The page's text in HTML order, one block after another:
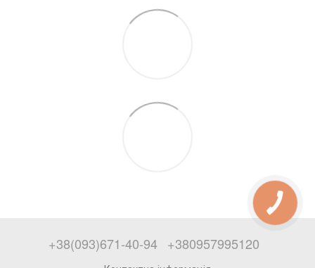
+38(093)671-40-94 +380957995120